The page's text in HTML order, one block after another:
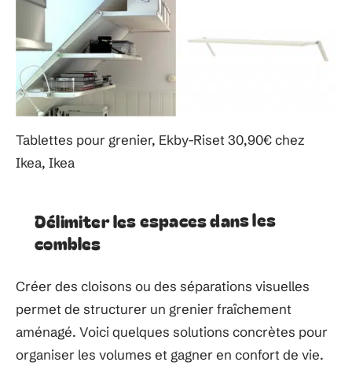
Tablettes pour grenier, Ekby-Riset 30,90€ chez
Ikea, Ikea
Délimiter les espaces dans les
combles
Créer des cloisons ou des séparations visuelles
permet de structurer un grenier fraîchement
aménagé. Voici quelques solutions concrètes pour
organiser les volumes et gagner en confort de vie.